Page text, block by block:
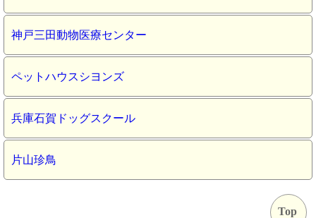
神戸三田動物医療センター
ペットハウスシヨンズ
兵庫石賀ドッグスクール
片山珍鳥
Top